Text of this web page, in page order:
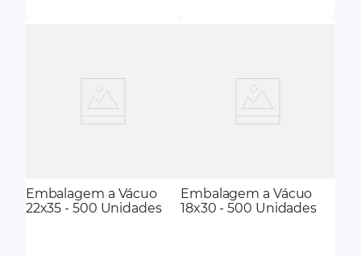
Embalagem a Vácuo
22x35 - 500 Unidades
Embalagem a Vácuo
18x30 - 500 Unidades